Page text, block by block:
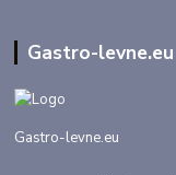
Gastro-levne.eu
Gastro-levne.eu